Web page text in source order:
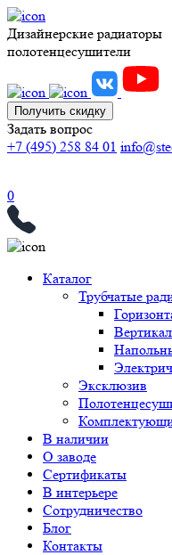
Дизайнерские радиаторы
полотенцесушители
Получить скидку
Задать вопрос
+7 (495) 258 84 01
0
Каталог
Трубчатые
Эксклюзив
В наличии
О заводе
Сертификаты
В интерьере
Сотрудничество
Блог
Контакты